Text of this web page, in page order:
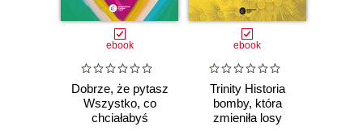
ebook
Dobrze, że pytasz
Wszystko, co
chciałabyś
ebook
Trinity Historia
bomby, która
zmieniła losy